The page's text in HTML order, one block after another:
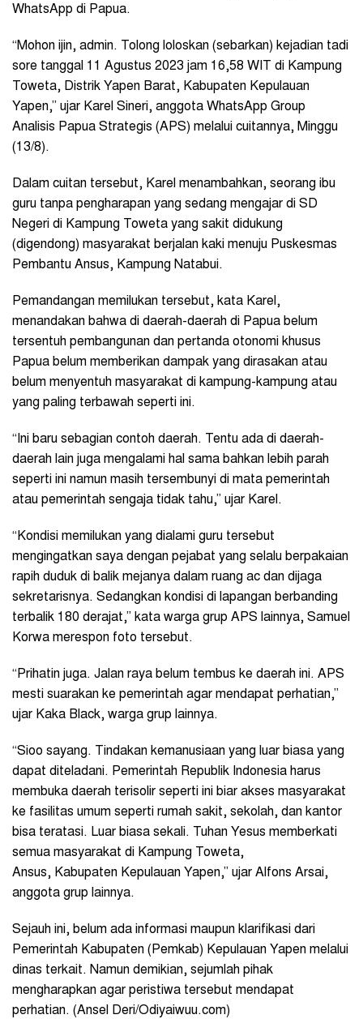
WhatsApp di Papua.
“Mohon ijin, admin. Tolong loloskan (sebarkan) kejadian tadi
sore tanggal 11 Agustus 2023 jam 16,58 WIT di Kampung
Toweta, Distrik Yapen Barat, Kabupaten Kepulauan
Yapen,” ujar Karel Sineri, anggota WhatsApp Group
Analisis Papua Strategis (APS) melalui cuitannya, Minggu
(13/8).
Dalam cuitan tersebut, Karel menambahkan, seorang ibu
guru tanpa pengharapan yang sedang mengajar di SD
Negeri di Kampung Toweta yang sakit didukung
(digendong) masyarakat berjalan kaki menuju Puskesmas
Pembantu Ansus, Kampung Natabui.
Pemandangan memilukan tersebut, kata Karel,
menandakan bahwa di daerah-daerah di Papua belum
tersentuh pembangunan dan pertanda otonomi khusus
Papua belum memberikan dampak yang dirasakan atau
belum menyentuh masyarakat di kampung-kampung atau
yang paling terbawah seperti ini.
“Ini baru sebagian contoh daerah. Tentu ada di daerah-
daerah lain juga mengalami hal sama bahkan lebih parah
seperti ini namun masih tersembunyi di mata pemerintah
atau pemerintah sengaja tidak tahu,” ujar Karel.
“Kondisi memilukan yang dialami guru tersebut
mengingatkan saya dengan pejabat yang selalu berpakaian
rapih duduk di balik mejanya dalam ruang ac dan dijaga
sekretarisnya. Sedangkan kondisi di lapangan berbanding
terbalik 180 derajat,” kata warga grup APS lainnya, Samuel
Korwa merespon foto tersebut.
“Prihatin juga. Jalan raya belum tembus ke daerah ini. APS
mesti suarakan ke pemerintah agar mendapat perhatian,”
ujar Kaka Black, warga grup lainnya.
“Sioo sayang. Tindakan kemanusiaan yang luar biasa yang
dapat diteladani. Pemerintah Republik Indonesia harus
membuka daerah terisolir seperti ini biar akses masyarakat
ke fasilitas umum seperti rumah sakit, sekolah, dan kantor
bisa teratasi. Luar biasa sekali. Tuhan Yesus memberkati
semua masyarakat di Kampung Toweta,
Ansus, Kabupaten Kepulauan Yapen,” ujar Alfons Arsai,
anggota grup lainnya.
Sejauh ini, belum ada informasi maupun klarifikasi dari
Pemerintah Kabupaten (Pemkab) Kepulauan Yapen melalui
dinas terkait. Namun demikian, sejumlah pihak
mengharapkan agar peristiwa tersebut mendapat
perhatian. (Ansel Deri/Odiyaiwuu.com)